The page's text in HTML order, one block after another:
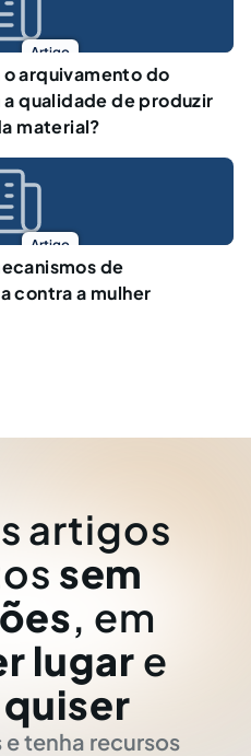
Artigo
arquivamento do
qualidade de produzir
material?
Artigo
de
contra a mulher
artigos
sem
, em
lugar e
e tenha recursos